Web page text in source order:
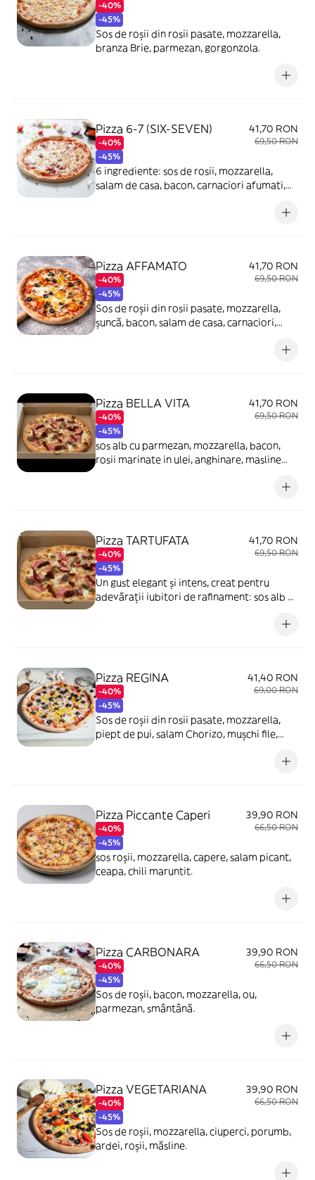
-40%
-45%
Sos de roșii din rosii pasate, mozzarella,
branza Brie, parmezan, gorgonzola.
Pizza 6-7 (SIX-SEVEN)
-40%
-45%
41,70 RON
69,50 RON
6 ingrediente: sos de rosii, mozzarella,
salam de casa, bacon, carnaciori afumati,
Pizza AFFAMATO
-40%
-45%
41,70 RON
69,50 RON
Sos de roșii din rosii pasate, mozzarella,
șuncă, bacon, salam de casa, carnaciori,
Pizza BELLA VITA
-40%
-45%
41,70 RON
69,50 RON
sos alb cu parmezan, mozzarella, bacon,
rosii marinate in ulei, anghinare, masline
Pizza TARTUFATA
-40%
-45%
41,70 RON
69,50 RON
Un gust elegant și intens, creat pentru
adevărații iubitori de rafinament: sos alb cu
Pizza REGINA
-40%
-45%
41,40 RON
69,00 RON
Sos de roșii din rosii pasate, mozzarella,
piept de pui, salam Chorizo, mușchi file,
Pizza Piccante Caperi
-40%
-45%
39,90 RON
66,50 RON
sos roșii, mozzarella, capere, salam picant,
ceapa, chili maruntit.
Pizza CARBONARA
-40%
-45%
39,90 RON
66,50 RON
Sos de roșii, bacon, mozzarella, ou,
parmezan, smântână.
Pizza VEGETARIANA
-40%
-45%
39,90 RON
66,50 RON
Sos de roșii, mozzarella, ciuperci, porumb,
ardei, roșii, măsline.